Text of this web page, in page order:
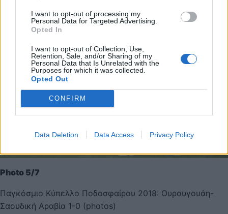
I want to opt-out of processing my
Personal Data for Targeted Advertising.
Opted In
I want to opt-out of Collection, Use,
Retention, Sale, and/or Sharing of my
Personal Data that Is Unrelated with the
Purposes for which it was collected.
Opted Out
CONFIRM
Data Deletion Data Access Privacy Policy
Photo 5/7
Παγκόσμιο Κύπελλο Ποδοσφαίρου 2018: Ουρουγουάη-
Σαουδική Αραβία 1-0 (photos)